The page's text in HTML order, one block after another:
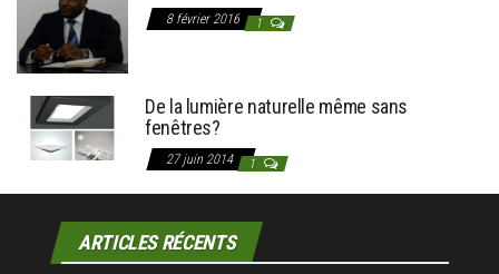
8 février 2016 1
De la lumière naturelle même sans
fenêtres?
27 juin 2014 1
ARTICLES RÉCENTS